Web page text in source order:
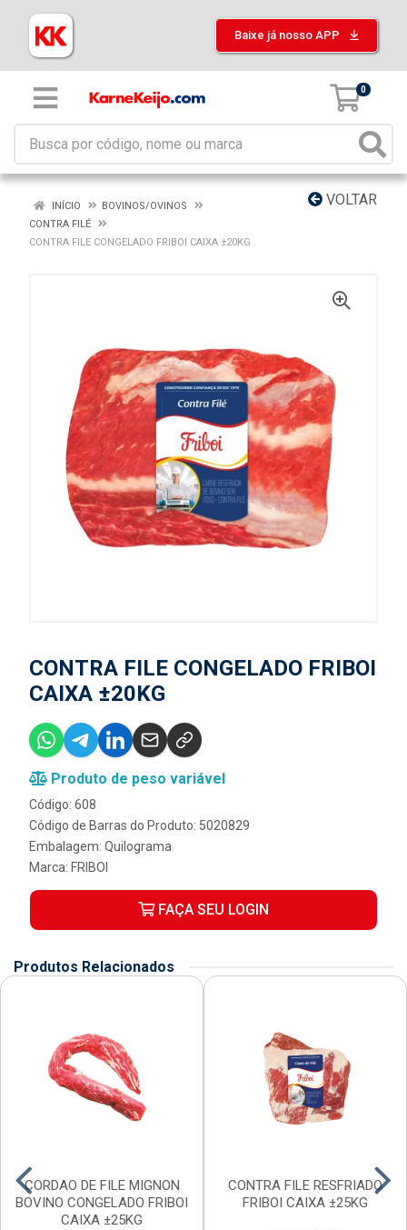
Baixe já nosso APP
0
VOLTAR
INÍCIO
BOVINOS/OVINOS
CONTRA FILÉ
CONTRA FILE CONGELADO FRIBOI CAIXA ±20KG
CONTRA FILE CONGELADO FRIBOI
CAIXA ±20KG
Produto de peso variável
Código: 608
Código de Barras do Produto: 5020829
Embalagem: Quilograma
Marca: FRIBOI
FAÇA SEU LOGIN
Produtos Relacionados
CORDAO DE FILE MIGNON
BOVINO CONGELADO FRIBOI
CAIXA ±25KG
CONTRA FILE RESFRIADO
FRIBOI CAIXA ±25KG